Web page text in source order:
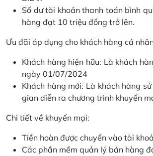
Số dư tài khoản thanh toán bình
hàng đạt 10 triệu đồng trở lên.
Ưu đãi áp dụng cho khách hàng cá
Khách hàng hiện hữu: Là khách
ngày 01/07/2024
Khách hàng mới: Là khách hàng
gian diễn ra chương trình khuyến
Chi tiết về khuyến mại:
Tiền hoàn được chuyển vào tài
Các phần mềm quản lý bán hàng